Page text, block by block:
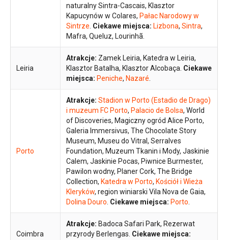
naturalny Sintra-Cascais, Klasztor
Kapucynów w Colares, Pałac Narodowy w
Sintrze. Ciekawe miejsca: Lizbona, Sintra,
Mafra, Queluz, Lourinhã.
Leiria
Atrakcje: Zamek Leiria, Katedra w Leiria,
Klasztor Batalha, Klasztor Alcobaça. Ciekawe
miejsca: Peniche, Nazaré.
Porto
Atrakcje: Stadion w Porto (Estadio de Drago)
i muzeum FC Porto, Palacio de Bolsa, World
of Discoveries, Magiczny ogród Alice Porto,
Galeria Immersivus, The Chocolate Story
Museum, Museu do Vitral, Serralves
Foundation, Muzeum Tkanin i Mody, Jaskinie
Calem, Jaskinie Pocas, Piwnice Burmester,
Pawilon wodny, Planer Cork, The Bridge
Collection, Katedra w Porto, Kościół i Wieża
Kleryków, region winiarski Vila Nova de Gaia,
Dolina Douro. Ciekawe miejsca: Porto.
Coimbra
Atrakcje: Badoca Safari Park, Rezerwat
przyrody Berlengas. Ciekawe miejsca: